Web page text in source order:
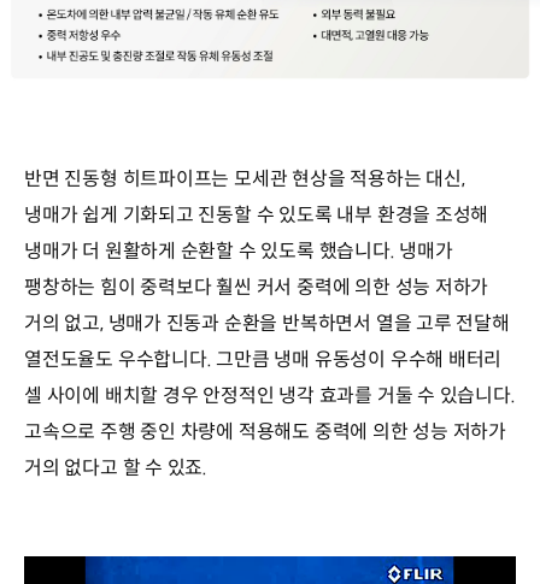
반면 진동형 히트파이프는 모세관 현상을 적용하는 대신,
냉매가 쉽게 기화되고 진동할 수 있도록 내부 환경을 조성해
냉매가 더 원활하게 순환할 수 있도록 했습니다. 냉매가
팽창하는 힘이 중력보다 훨씬 커서 중력에 의한 성능 저하가
거의 없고, 냉매가 진동과 순환을 반복하면서 열을 고루 전달해
열전도율도 우수합니다. 그만큼 냉매 유동성이 우수해 배터리
셀 사이에 배치할 경우 안정적인 냉각 효과를 거둘 수 있습니다.
고속으로 주행 중인 차량에 적용해도 중력에 의한 성능 저하가
거의 없다고 할 수 있죠.